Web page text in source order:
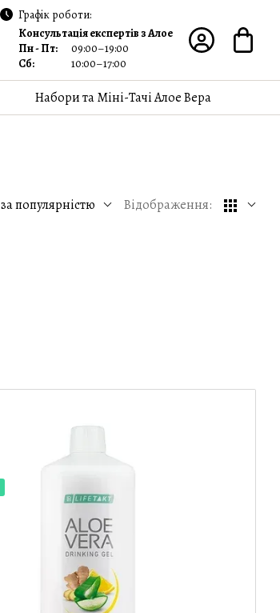
Графік роботи:
Консультація експертів з Алое
Пн - Пт:
09:00–19:00
Сб:
10:00–17:00
Набори та Міні-Тачі Алое Вера
за популярністю Відображення: